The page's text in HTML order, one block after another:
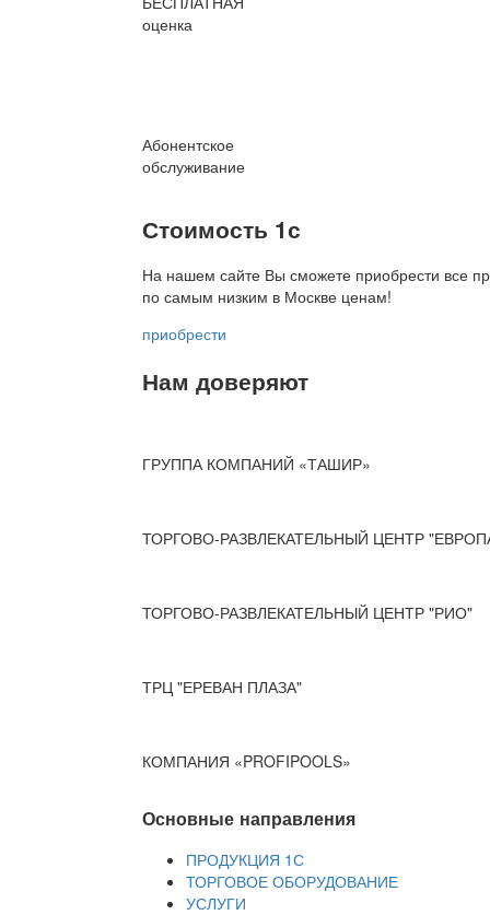
оценка
Абонентское
обслуживание
Стоимость 1с
На нашем сайте Вы сможете приобрести все
по самым низким в Москве ценам!
приобрести
Нам доверяют
ГРУППА КОМПАНИЙ «ТАШИР»
ТОРГОВО-РАЗВЛЕКАТЕЛЬНЫЙ ЦЕНТР
ТОРГОВО-РАЗВЛЕКАТЕЛЬНЫЙ ЦЕНТР "РИО"
ТРЦ "ЕРЕВАН ПЛАЗА"
КОМПАНИЯ «PROFIPOOLS»
Основные направления
ПРОДУКЦИЯ 1С
ТОРГОВОЕ ОБОРУДОВАНИЕ
УСЛУГИ